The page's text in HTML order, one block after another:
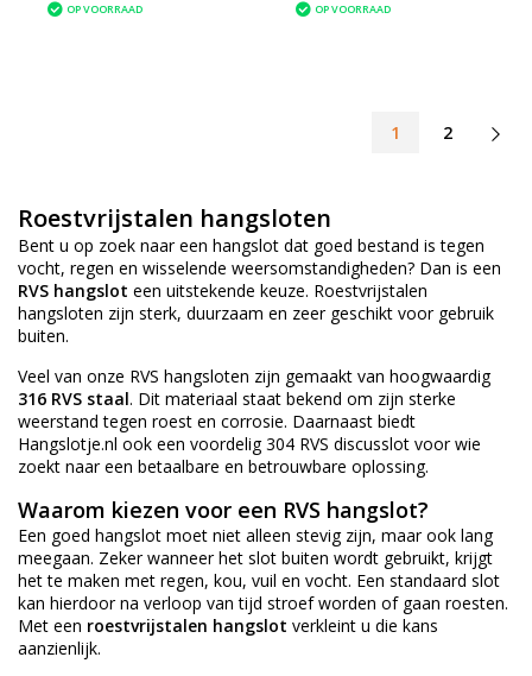
OP VOORRAAD
OP VOORRAAD
1 2
Roestvrijstalen hangsloten
Bent u op zoek naar een hangslot dat goed bestand is tegen
vocht, regen en wisselende weersomstandigheden? Dan is een
RVS hangslot een uitstekende keuze. Roestvrijstalen
hangsloten zijn sterk, duurzaam en zeer geschikt voor gebruik
buiten.
Veel van onze RVS hangsloten zijn gemaakt van hoogwaardig
316 RVS staal. Dit materiaal staat bekend om zijn sterke
weerstand tegen roest en corrosie. Daarnaast biedt
Hangslotje.nl ook een voordelig304 RVS discusslot voor wie
zoekt naar een betaalbare en betrouwbare oplossing.
Waarom kiezen voor een RVS hangslot?
Een goed hangslot moet niet alleen stevig zijn, maar ook lang
meegaan. Zeker wanneer het slot buiten wordt gebruikt, krijgt
het te maken met regen, kou, vuil en vocht. Een standaard slot
kan hierdoor na verloop van tijd stroef worden of gaan roesten.
Met een roestvrijstalen hangslot verkleint u die kans
aanzienlijk.